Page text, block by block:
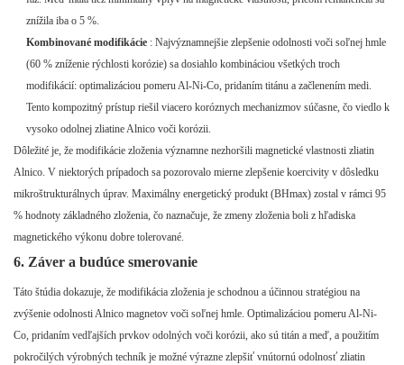
znížila iba o 5 %.
Kombinované modifikácie : Najvýznamnejšie zlepšenie odolnosti voči soľnej hmle
(60 % zníženie rýchlosti korózie) sa dosiahlo kombináciou všetkých troch
modifikácií: optimalizáciou pomeru Al-Ni-Co, pridaním titánu a začlenením medi.
Tento kompozitný prístup riešil viacero koróznych mechanizmov súčasne, čo viedlo k
vysoko odolnej zliatine Alnico voči korózii.
Dôležité je, že modifikácie zloženia významne nezhoršili magnetické vlastnosti zliatin
Alnico. V niektorých prípadoch sa pozorovalo mierne zlepšenie koercivity v dôsledku
mikroštrukturálnych úprav. Maximálny energetický produkt (BHmax) zostal v rámci 95
% hodnoty základného zloženia, čo naznačuje, že zmeny zloženia boli z hľadiska
magnetického výkonu dobre tolerované.
6. Záver a budúce smerovanie
Táto štúdia dokazuje, že modifikácia zloženia je schodnou a účinnou stratégiou na
zvýšenie odolnosti Alnico magnetov voči soľnej hmle. Optimalizáciou pomeru Al-Ni-
Co, pridaním vedľajších prvkov odolných voči korózii, ako sú titán a meď, a použitím
pokročilých výrobných techník je možné výrazne zlepšiť vnútornú odolnosť zliatin